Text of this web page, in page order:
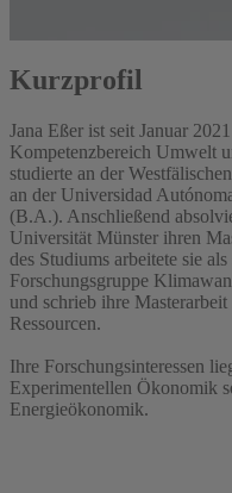
Kurzprofil
Jana Eßer ist seit Januar
Kompetenzbereich Umwelt
studierte an der
an der Universidad
(B.A.). Anschließend
Universität Münster ihren
des Studiums arbeitete sie
Forschungsgruppe
und schrieb ihre
Ressourcen.
Ihre Forschungsinteressen
Experimentellen Ökonomik
Energieökonomik.